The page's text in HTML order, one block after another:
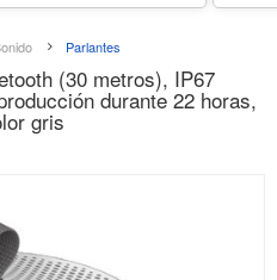
Parlantes
(30 metros), IP67
durante 22 horas,
gris